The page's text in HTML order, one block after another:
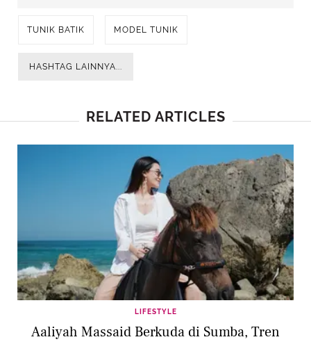
TUNIK BATIK MODEL TUNIK
HASHTAG LAINNYA...
RELATED ARTICLES
LIFESTYLE
Aaliyah Massaid Berkuda di Sumba, Tren